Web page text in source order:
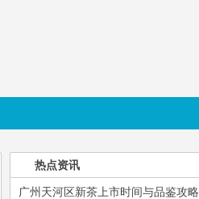
热点资讯
广州天河区新茶上市时间与品鉴攻略